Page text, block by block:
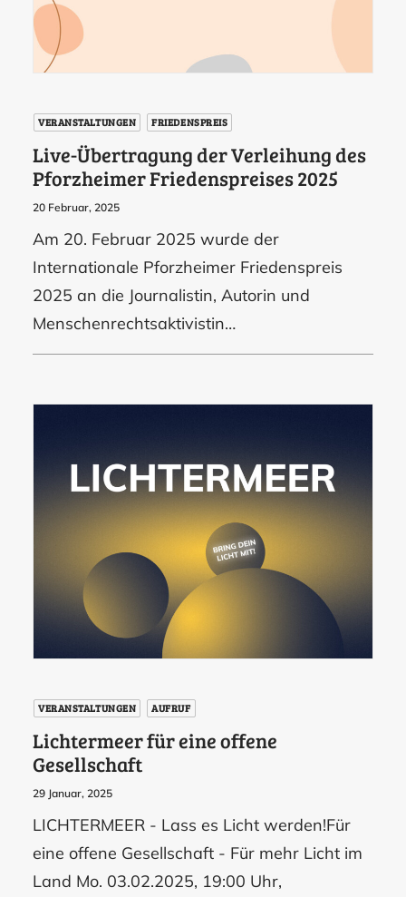
VERANSTALTUNGEN FRIEDENSPREIS
Live-Übertragung der Verleihung des
Pforzheimer Friedenspreises 2025
20 Februar, 2025
Am 20. Februar 2025 wurde der
Internationale Pforzheimer Friedenspreis
2025 an die Journalistin, Autorin und
Menschenrechtsaktivistin…
VERANSTALTUNGEN AUFRUF
Lichtermeer für eine offene
Gesellschaft
29 Januar, 2025
LICHTERMEER - Lass es Licht werden!Für
eine offene Gesellschaft - Für mehr Licht im
Land Mo. 03.02.2025, 19:00 Uhr,